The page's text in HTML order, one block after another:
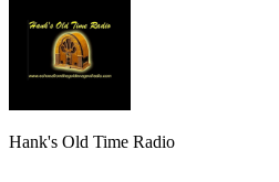
Hank's Old Time Radio